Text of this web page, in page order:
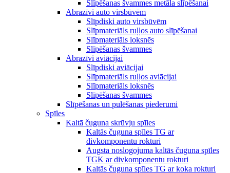
Slīpēšanas švammes metāla slīpēšanai
Abrazīvi auto virsbūvēm
Slīpdiski auto virsbūvēm
Slīpmateriāls ruļļos auto slīpēšanai
Slīpmateriāls loksnēs
Slīpēšanas švammes
Abrazīvi aviācijai
Slīpdiski aviācijai
Slīpmateriāls ruļļos aviācijai
Slīpmateriāls loksnēs
Slīpēšanas švammes
Slīpēšanas un pulēšanas piederumi
Spīles
Kaltā čuguna skrūvju spīles
Kaltās čuguna spīles TG ar
divkomponentu rokturi
Augsta noslogojuma kaltās čuguna spīles
TGK ar divkomponentu rokturi
Kaltās čuguna spīles TG ar koka rokturi